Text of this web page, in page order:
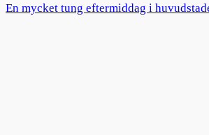
En mycket tung eftermiddag i